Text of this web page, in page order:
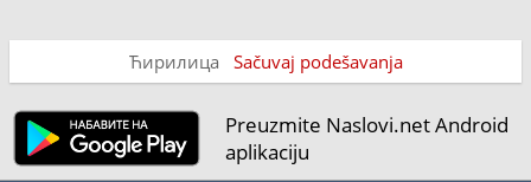
Ћирилица Sačuvaj podešavanja
Preuzmite Naslovi.net Android
aplikaciju